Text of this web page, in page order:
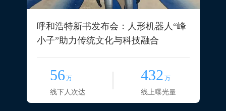
呼和浩特新书发布会：人形机器人“峰
小子”助力传统文化与科技融合
56 万
线下人次达
432 万
线上曝光量